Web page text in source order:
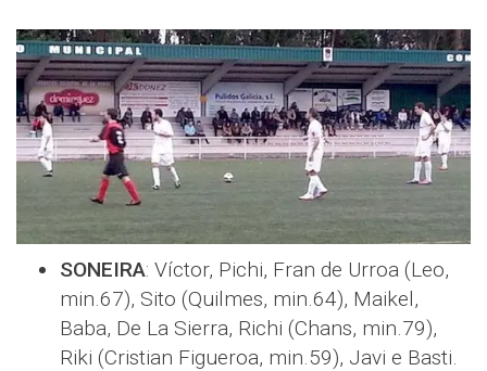
SONEIRA: Víctor, Pichi, Fran de Urroa (Leo,
min.67), Sito (Quilmes, min.64), Maikel,
Baba, De La Sierra, Richi (Chans, min.79),
Riki (Cristian Figueroa, min.59), Javi e Basti.